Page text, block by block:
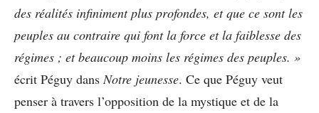
des réalités infiniment plus profondes, et que ce sont les
peuples au contraire qui font la force et la faiblesse des
régimes ; et beaucoup moins les régimes des peuples. »
écrit Péguy dans Notre jeunesse. Ce que Péguy veut
penser à travers l’opposition de la mystique et de la